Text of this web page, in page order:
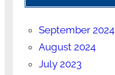
September 2024
August 2024
July 2023